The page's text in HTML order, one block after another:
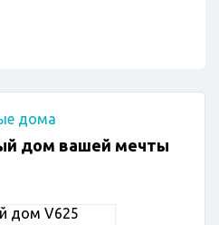
дом вашей мечты